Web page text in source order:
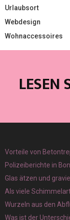
Urlaubsort
Webdesign
Wohnaccessoires
LESEN
Vorteile von
Polizeiberichte in
Glas ätzen und
Als viele
Wurzeln aus den
Was ist der